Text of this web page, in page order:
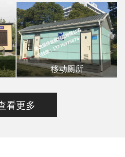
移动厕所
看更多